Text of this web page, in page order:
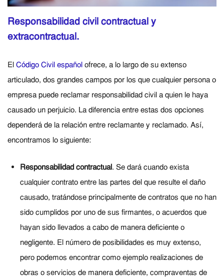
Responsabilidad civil contractual y
extracontractual.
El Código Civil español ofrece, a lo largo de su extenso
articulado, dos grandes campos por los que cualquier persona o
empresa puede reclamar responsabilidad civil a quien le haya
causado un perjuicio. La diferencia entre estas dos opciones
dependerá de la relación entre reclamante y reclamado. Así,
encontramos lo siguiente:
Responsabilidad contractual. Se dará cuando exista
cualquier contrato entre las partes del que resulte el daño
causado, tratándose principalmente de contratos que no han
sido cumplidos por uno de sus firmantes, o acuerdos que
hayan sido llevados a cabo de manera deficiente o
negligente. El número de posibilidades es muy extenso,
pero podemos encontrar como ejemplo realizaciones de
obras o servicios de manera deficiente, compraventas de